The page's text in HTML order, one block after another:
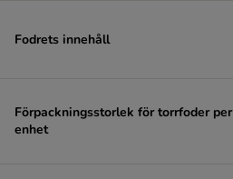
Fodrets innehåll
Förpackningsstorlek för torrfoder per
enhet